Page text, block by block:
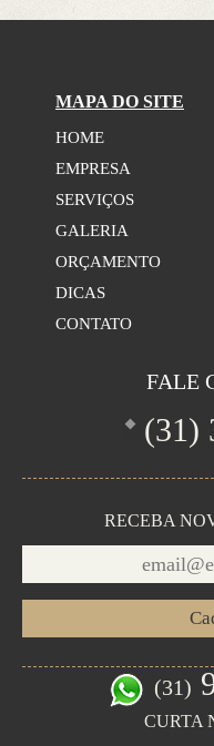
MAPA DO SITE
HOME
EMPRESA
SERVIÇOS
GALERIA
ORÇAMENTO
DICAS
CONTATO
FALE
(31)
RECEBA
(31)
CURTA